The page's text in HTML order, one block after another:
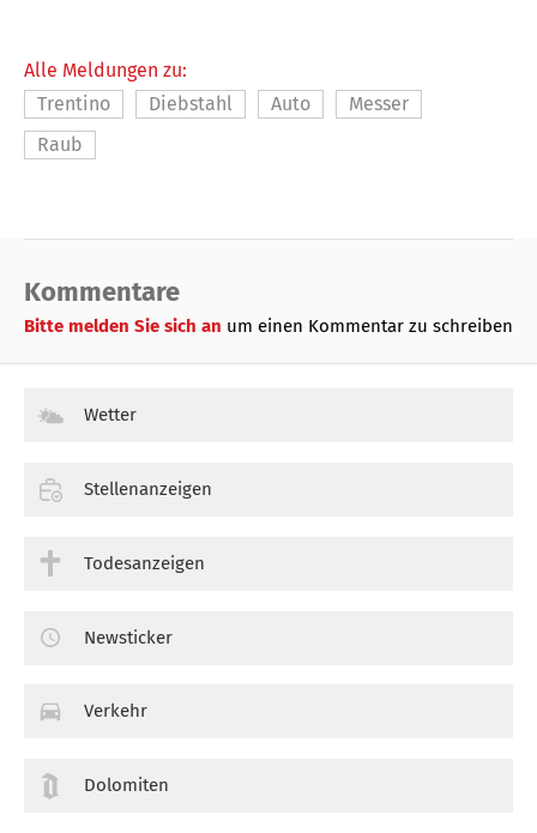
Alle Meldungen zu:
Trentino
Diebstahl Auto
Messer
Raub
Kommentare
Bitte melden Sie sich an um einen Kommentar zu schreiben
Wetter
Stellenanzeigen
Todesanzeigen
Newsticker
Verkehr
Dolomiten